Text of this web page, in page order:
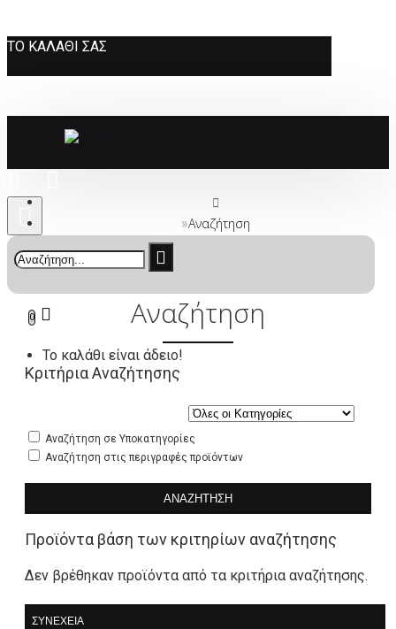
ΤΟ ΚΑΛΆΘΙ ΣΑΣ
0
Το καλάθι είναι άδειο!
Αναζήτηση
Αναζήτηση
Κριτήρια Αναζήτησης
Αναζήτηση σε Υποκατηγορίες
Αναζήτηση στις περιγραφές προϊόντων
ΑΝΑΖΉΤΗΣΗ
Προϊόντα βάση των κριτηρίων αναζήτησης
Δεν βρέθηκαν προϊόντα από τα κριτήρια αναζήτησης.
ΣΥΝΈΧΕΙΑ